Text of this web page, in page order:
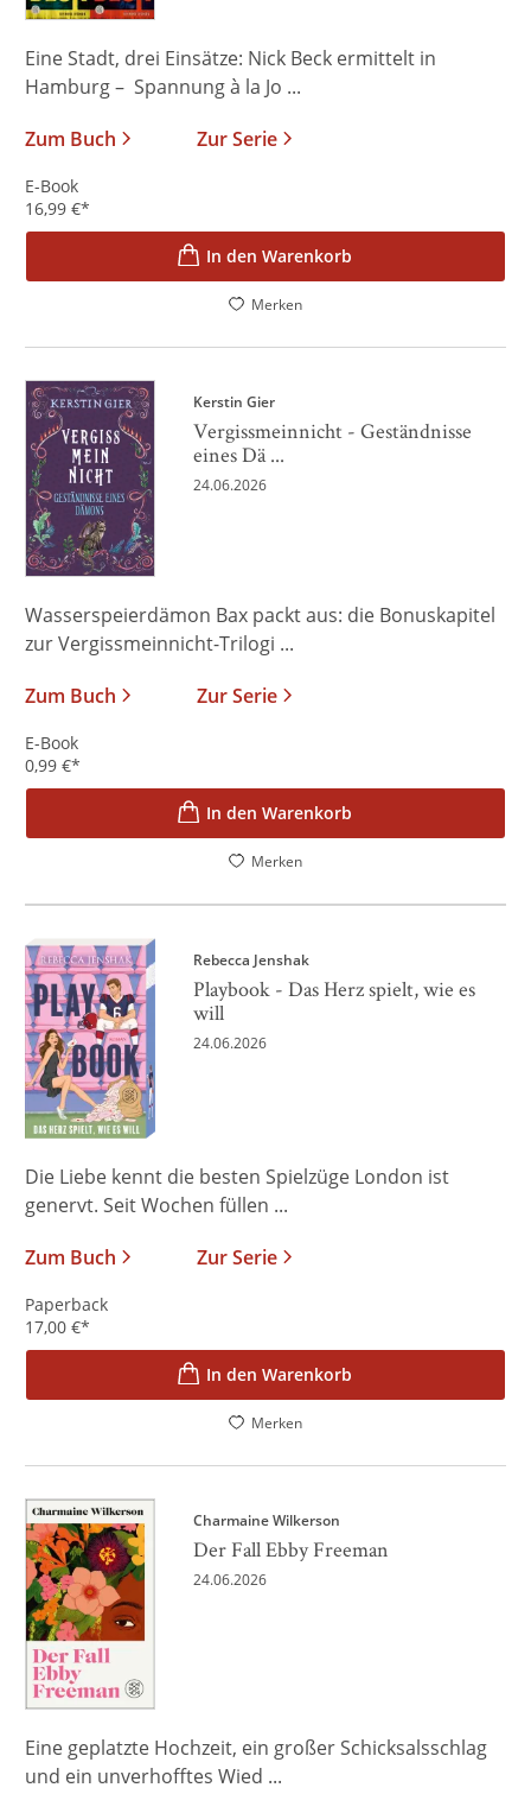
Eine Stadt, drei Einsätze: Nick Beck ermittelt in
Hamburg – Spannung à la Jo ...
Zum Buch
Zur Serie
E-Book
16,99 €*
In den Warenkorb
Merken
Kerstin Gier
Vergissmeinnicht - Geständnisse
eines Dä ...
24.06.2026
Wasserspeierdämon Bax packt aus: die Bonuskapitel
zur Vergissmeinnicht-Trilogi ...
Zum Buch
Zur Serie
E-Book
0,99 €*
In den Warenkorb
Merken
Rebecca Jenshak
Playbook - Das Herz spielt, wie es
will
24.06.2026
Die Liebe kennt die besten Spielzüge London ist
genervt. Seit Wochen füllen ...
Zum Buch
Zur Serie
Paperback
17,00 €*
In den Warenkorb
Merken
Charmaine Wilkerson
Der Fall Ebby Freeman
24.06.2026
Eine geplatzte Hochzeit, ein großer Schicksalsschlag
und ein unverhofftes Wied ...